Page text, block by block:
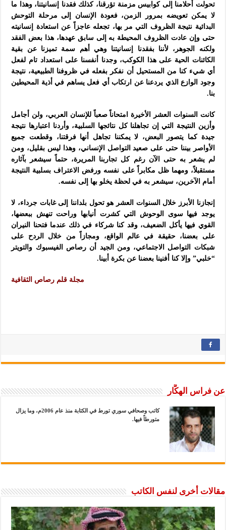
تحولت أحلامنا إلى كوابيس مزمنة تؤرقنا، كذلك فقدنا إنسانيتنا، وهذا ما
لا يمكن تعويضه بمرور الزمن، فعودة الإنسان إلى مرحلة التوحش
البدائية نتيجة الظروف التي مر بها، تجعله عاجزاً عن استعادة إنسانيته
حتى وإن عادت الظروف المحيطة به إلى سابق عهدها، هذا بعض الفقد
ولكنه الجوهر، لأننا بفقدنا إنسانيتنا وهي أهم سمة تميزنا عن بقية
الكائنات الحية على هذا الكوكب، وجدنا أنفسنا على استعداد تام لفعل
أي شيء كنا من المستحيل أن نفكر بفعله في ظروفنا الطبيعية، نتيجة
وجود الوازع الذي يردعنا عن ارتكاب أي فعل يساهم في أذية المحيطين
بنا.
كانت السنوات العشر الأخيرة امتحاناً صعباً للإنسان العربي، ولن أجامل
وأزين النتيجة التي إن تجاهلنا كل نتائجها السلبية، وأردنا اعتبارها نتيجة
جيدة كما يتصور البعض، لا يمكننا تجاهل أنها فرقتنا، وقطعت جميع
الأواصر بيننا حتى على صعيد التواصل الإنساني، وهذا ليس بقليل، ومن
لم يشعر به حتى الآن رغم كل تجاربنا المريرة، حتماً سيشعر بآثاره
مستقبلاً، ومهما ظل مكابراً على نفسه ورفض الاعتراف بسلبية النتيجة
أمام الآخرين، سيشعر به في لحظة يخلو بها إلى نفسه.
إنجازنا الأبرز خلال السنوات العشر هو تحول بلداننا إلى غابات جرداء، لا
يوجد فيها سوى الوحوش التي كشرت أنيابها وراحت تنهش ببعضها،
القوي فيها يأكل الضعيف، وقد كنا شركاء في ذلك عندما فتحنا النيران
على بعضنا، حقيقة في عالم الواقع، ومجازاً من خلال الردح على
شبكات التواصل الاجتماعي، ومن الجيد أن رصاص الفيسبوك والتويتر
“خلبي” وإلا كنا أفنينا بعضنا عن بكرة أبينا.
مجلة قلم رصاص الثقافية
عن فراس الهكَّار
كاتب وصحافي سوري تورط في الكتابة منذ عام 2006م، وما يزال
متورطاً فيها.
مقالات أخرى لنفس الكاتب